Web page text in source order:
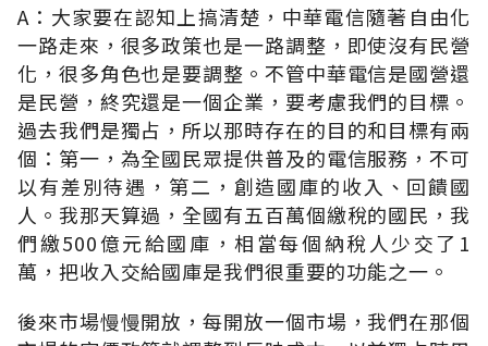
A：大家要在認知上搞清楚，中華電信隨著自由化
一路走來，很多政策也是一路調整，即使沒有民營
化，很多角色也是要調整。不管中華電信是國營還
是民營，終究還是一個企業，要考慮我們的目標。
過去我們是獨占，所以那時存在的目的和目標有兩
個：第一，為全國民眾提供普及的電信服務，不可
以有差別待遇，第二，創造國庫的收入、回饋國
人。我那天算過，全國有五百萬個繳稅的國民，我
們繳500億元給國庫，相當每個納稅人少交了1
萬，把收入交給國庫是我們很重要的功能之一。
後來市場慢慢開放，每開放一個市場，我們在那個